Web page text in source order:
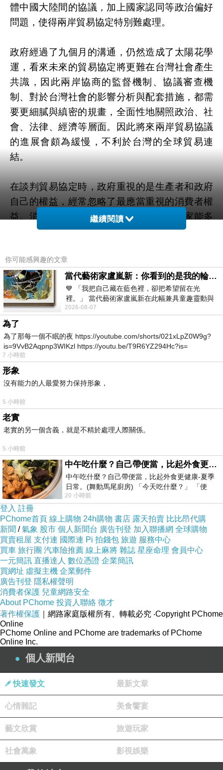
體中國大陸間的協議，加上國家認同等政治偏好
問題，使得兩岸貿易協定特別難處理。
政府經過了九個月的溝通，仍然造成了太陽花學
運，看來未來的貿易協定將更難在台灣社會產生
共識，因此兩岸協商的監督機制、協議審查機
制、對於台灣社會的影響分析與配套措施，都需
要更細膩與縝密的規畫，全面性地關照政治、社
會、法律、經濟等層面。因此將來兩岸貿易協議
的進展會頗為緩慢，不利於台灣的全球貿易連
結。
在談判貿易協定時，政府重視的是生產者和政府
自己的權益，經常忽略了最應當重視的消費者權
益。消費者是社會的最大公約數，如果大家能多
聚焦在消費者權益上，貿易協定比較容易獲得共
貿易協定影響三種團體的權益：花錢買產品和服
務的消費者、提供產品和服務的生產者、提供各
種公共服務的政府。他們的利益衝突必須調和，
社會才會更好。生產者拿到的利益愈多，消費者
就會損失，造成少數生產者得到多數的利益。政
府必須靠稅收提供服務，稅愈高，大家的可支配
所得就愈少，如果政府資源分配不均，會造成不
同團體獲益不均的情形，在政府效率不彰時，對
消費者通常是自由貿易的最大受益者。如果您曾
宜，而便宜的東西也會有一定的品質。美國的工
資高，為什麼高品質的東西還是相對比較便宜
呢？主要是因為美國是一個崇尚自由貿易的國
家，進口貨品造成國內市場競爭激烈，美國也歡
迎外國廠商直接投資到美國生產，更增進了消費
市場的競爭性。
當產品和服務可以自由流動時，競爭會使得國內
產品及服務更好、更便宜，造福消費者。消費者
權益保護高的地方有幾個特徵，第一、產品是否
可以購買得到，第二、價格是消費者有能力負擔
的，第三、產品品質要好，第四、產品要好用，
第五、售後服務好。所以美國維護消費者權益的
方式很簡單，就是促進產品和服務、資本的流動
性，相信市場競爭會為消費者帶來最好的結果。
但是在台灣，廠商的權益比較高，貿易談判的過
程中，廠商的正反意見高調而清晰，消費者聲音
從未出現過。廠商人數少卻掌握金額龐大的利
益，自然會形成利益團體為自己發聲，可是消費
者的個別權益小又分散各地，不會有組織性的團
繼續閱讀
你可能感興趣的文章
當代藝術家盧嵐新：你看到的是我的輪廓，還是你的故事？——藏在藍色裡的希望與光
💙 「我把自己藏在藍色裡，卻把希望留在光
裡。」 當代藝術家盧嵐新在此幅兼具童趣靈動與
抽象韻味的新作中，用湛藍的羽翼般色塊包覆著
2026-08-07
為了
為了那每一個不眠的夜 https://youtube.com/shorts/021xLpZ0W9g?
is=9VvB2Aqpnp3WIKzl https://youtu.be/T9R6YZ294Hc?is=
7 小時前
形象
沒有能力的人最愛努力保持形象，
5 小時前
老實
老實的另一個含義，就是不精於處理人際關係。
5 小時前
中午吃什麼？自己帶便當，比起外食更健康-夏季日常。(舞動馬尾廚房)
中午吃什麼？自己帶便當，比起外食更健康-夏季
日常。(舞動馬尾廚房) 「今天吃什麼？」 「便
當？麵？還是炒飯？」 每天都在選擇
20 小時前
登入 註冊
PChome首頁 線上購物 24h購物 書店 露天拍賣 比比昂代購
新聞 /氣象 股市 個人新聞台 廣告刊登 加入聯播網 全球購物
買賣租屋 支付連 國際連 Pi 拍錢包 旅遊 服務中心
買車 旅行團 汽車險推薦 線上麻將 雜誌 星座命理 會員中心
一元簡訊 直播達人 數位憑證 企業簡訊
買網址 虛擬主機 企業郵件
廣告刊登 隱私權聲明
消費者保護 兒童網路安全
About PChome 投資人聯絡 徵才
著作權保護 ｜網路家庭版權所有、轉載必究 ‧Copyright PChome
Online
PChome Online and PChome are trademarks of PChome
Online Inc.
個人新聞台
快速發文 最新文章
心情雜記 美食饗宴
藝文欣賞 旅遊玩家
社會萬象 影視娛樂